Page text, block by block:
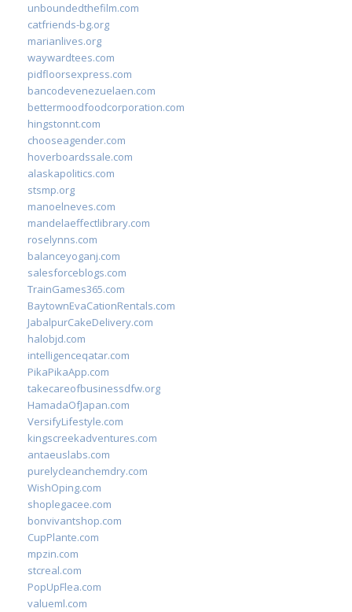
unboundedthefilm.com
catfriends-bg.org
marianlives.org
waywardtees.com
pidfloorsexpress.com
bancodevenezuelaen.com
bettermoodfoodcorporation.com
hingstonnt.com
chooseagender.com
hoverboardssale.com
alaskapolitics.com
stsmp.org
manoelneves.com
mandelaeffectlibrary.com
roselynns.com
balanceyoganj.com
salesforceblogs.com
TrainGames365.com
BaytownEvaCationRentals.com
JabalpurCakeDelivery.com
halobjd.com
intelligenceqatar.com
PikaPikaApp.com
takecareofbusinessdfw.org
HamadaOfJapan.com
VersifyLifestyle.com
kingscreekadventures.com
antaeuslabs.com
purelycleanchemdry.com
WishOping.com
shoplegacee.com
bonvivantshop.com
CupPlante.com
mpzin.com
stcreal.com
PopUpFlea.com
valueml.com